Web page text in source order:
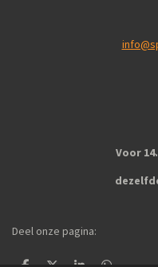
Voor
Deel onze pagina: